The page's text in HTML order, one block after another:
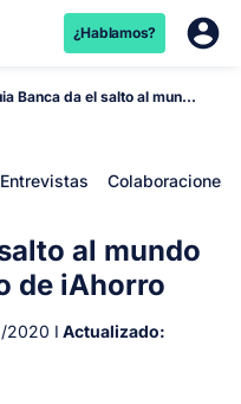
¿Hablamos?
Arquia Banca da el salto al mundo hipotech de la...
Entrevistas Colaboraciones
al mundo
de iAhorro
2020 I Actualizado: